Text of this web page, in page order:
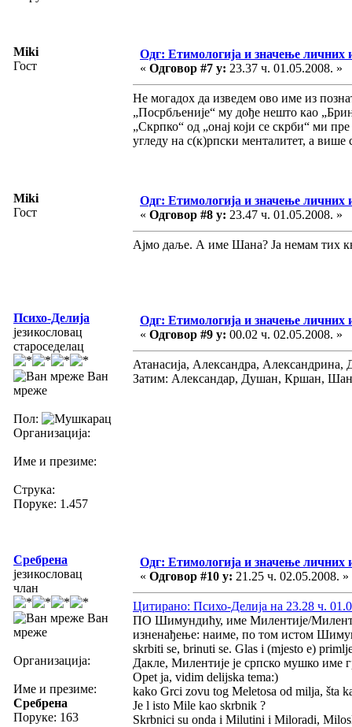
Miki
Гост
Одг: Етимологија и значење личних
« Одговор #7 у: 23.37 ч. 01.05.2008. »
Не могадох да изведем ово име из
„Посрбљеније“ му дође нешто као
„Скрпко“ од „онај који се скрби“ ми
угледу на с(к)рпски менталитет, а више
Miki
Гост
Одг: Етимологија и значење личних
« Одговор #8 у: 23.47 ч. 01.05.2008. »
Ајмо даље. А име Шана? Ја немам тих
Психо-Делија
језикословац
староседелац
Ван
мреже
Пол:
Организација:
Име и презиме:
Струка:
Поруке: 1.457
Одг: Етимологија и значење личних
« Одговор #9 у: 00.02 ч. 02.05.2008. »
Атанасија, Александра,
Затим: Александар, Душан, Кршан,
Сребрена
језикословац
члан
Ван
мреже
Организација:
Име и презиме:
Сребрена
Поруке: 163
Одг: Етимологија и значење личних
« Одговор #10 у: 21.25 ч. 02.05.2008. »
Цитирано: Психо-Делија на 23.28 ч.
ПО Шимундићу, име Милентије/
изненађење: наиме, по том истом
skrbiti se, brinuti se. Glas i (mjesto e)
Дакле, Милентије је српско мушко име
Opet ja, vidim delijska tema:)
kako Grci zovu tog Meletosa od milja, šta
Je l isto Mile kao skrbnik ?
Skrbnici su onda i Milutini i Miloradi,